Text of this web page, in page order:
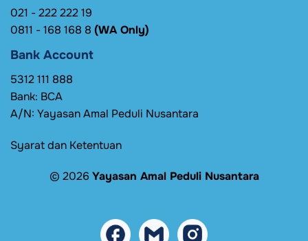
021 - 222 222 19
0811 - 168 168 8 (WA Only)
Bank Account
5312 111 888
Bank: BCA
A/N: Yayasan Amal Peduli Nusantara
Syarat dan Ketentuan
© 2026 Yayasan Amal Peduli Nusantara